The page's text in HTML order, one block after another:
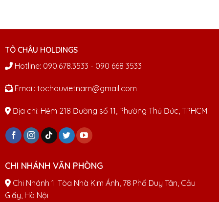
TÔ CHÂU HOLDINGS
Hotline: 090.678.3533 - 090 668 3533
Email: tochauvietnam@gmail.com
Địa chỉ: Hẻm 218 Đường số 11, Phường Thủ Đức, TPHCM
CHI NHÁNH VĂN PHÒNG
Chi Nhánh 1: Tòa Nhà Kim Ánh, 78 Phố Duy Tân, Cầu
Giấy, Hà Nội